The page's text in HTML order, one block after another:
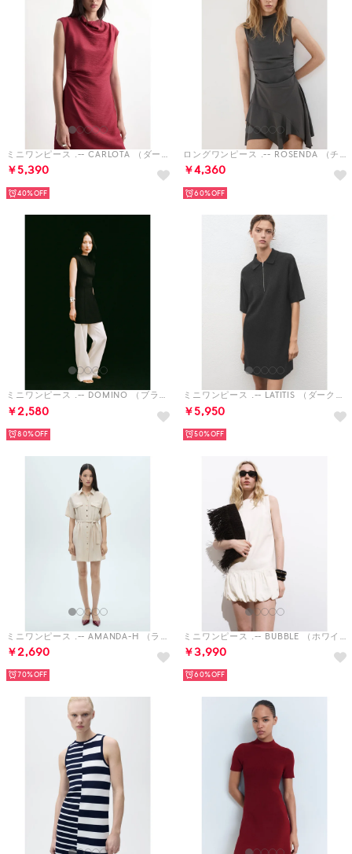
ミニワンピース .-- CARLOTA （ダークレッド）
￥5,390
40%
ロングワンピース .-- ROSENDA （チャコール）
￥4,360
60%
ミニワンピース .-- DOMINO （ブラック）
￥2,580
80%
ミニワンピース .-- LATITIS （ダークグレー）
￥5,950
50%
ミニワンピース .-- AMANDA-H （ライトベージュ）
￥2,690
70%
ミニワンピース .-- BUBBLE （ホワイト）
￥3,990
60%